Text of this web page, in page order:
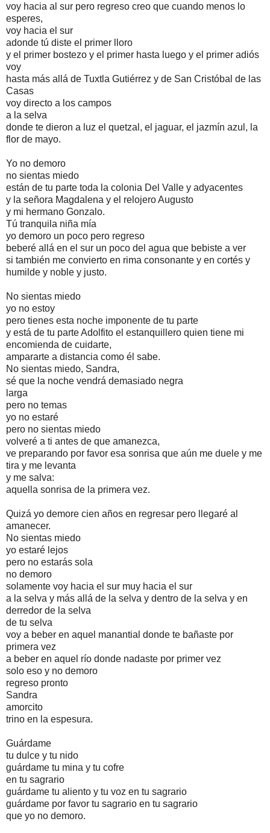
voy hacia al sur pero regreso creo que cuando menos lo
esperes,
voy hacia el sur
adonde tú diste el primer lloro
y el primer bostezo y el primer hasta luego y el primer adiós
voy
hasta más allá de Tuxtla Gutiérrez y de San Cristóbal de las
Casas
voy directo a los campos
a la selva
donde te dieron a luz el quetzal, el jaguar, el jazmín azul, la
flor de mayo.
Yo no demoro
no sientas miedo
están de tu parte toda la colonia Del Valle y adyacentes
y la señora Magdalena y el relojero Augusto
y mi hermano Gonzalo.
Tú tranquila niña mía
yo demoro un poco pero regreso
beberé allá en el sur un poco del agua que bebiste a ver
si también me convierto en rima consonante y en cortés y
humilde y noble y justo.
No sientas miedo
yo no estoy
pero tienes esta noche imponente de tu parte
y está de tu parte Adolfito el estanquillero quien tiene mi
encomienda de cuidarte,
ampararte a distancia como él sabe.
No sientas miedo, Sandra,
sé que la noche vendrá demasiado negra
larga
pero no temas
yo no estaré
pero no sientas miedo
volveré a ti antes de que amanezca,
ve preparando por favor esa sonrisa que aún me duele y me
tira y me levanta
y me salva:
aquella sonrisa de la primera vez.
Quizá yo demore cien años en regresar pero llegaré al
amanecer.
No sientas miedo
yo estaré lejos
pero no estarás sola
no demoro
solamente voy hacia el sur muy hacia el sur
a la selva y más allá de la selva y dentro de la selva y en
derredor de la selva
de tu selva
voy a beber en aquel manantial donde te bañaste por
primera vez
a beber en aquel río donde nadaste por primer vez
solo eso y no demoro
regreso pronto
Sandra
amorcito
trino en la espesura.
Guárdame
tu dulce y tu nido
guárdame tu mina y tu cofre
en tu sagrario
guárdame tu aliento y tu voz en tu sagrario
guárdame por favor tu sagrario en tu sagrario
que yo no demoro.